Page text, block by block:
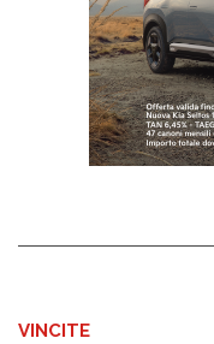
VINCITE